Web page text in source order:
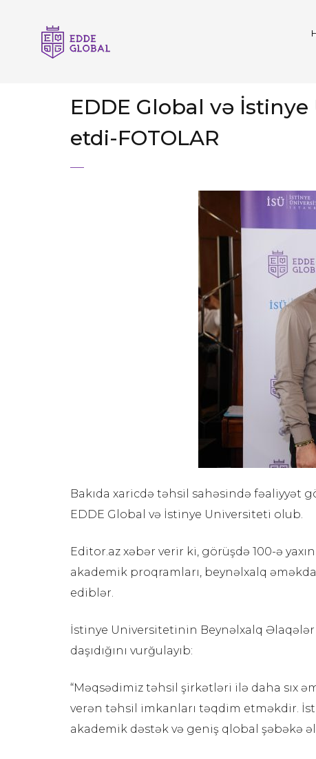
EDDE Global və
etdi-FOTOLAR
Bakıda xaricdə təhsil sahəsində fəaliyyət
EDDE Global və İstinye Universiteti olub.
Editor.az xəbər verir ki, görüşdə 100-ə
akademik proqramları, beynəlxalq
ediblər.
İstinye Universitetinin Beynəlxalq
daşıdığını vurğulayıb:
“Məqsədimiz təhsil şirkətləri ilə daha sıx
verən təhsil imkanları təqdim etməkdir.
akademik dəstək və geniş qlobal şəbəkə